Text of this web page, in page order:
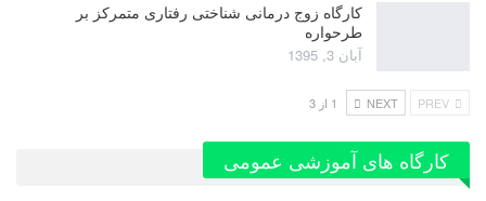
کارگاه زوج‌ درمانی شناختی رفتاری متمرکز بر
طرحواره
آبان 3, 1395
NEXT 1 از 3
کارگاه های آموزشی عمومی